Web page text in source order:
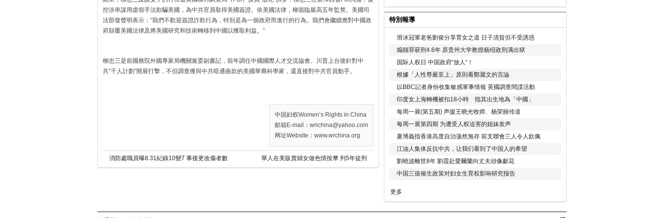
控涉串謀用虛假手法欺騙美國，為中共官員取得美國簽證。依美國法律，柳面臨最高五年監禁。美國司
法部發聲明表示：”我們不歡迎簽證詐欺行為，特別是為一個政府而進行的行為。我們會繼續應對中國政
府顛覆美國法律及將美國研究和技術轉移到中國以獲取利益。”
柳忠三是前國務院外國專家局機關黨委副書記，前年調任中國國際人才交流協會。川普上台後針對中
共”千人計劃”開展打擊，不但調查獲與中共暗通曲款的美國華裔科學家，還直接對中共官員動手。
中国妇权Women’s Rights in China
邮箱E-mail：wrichina@yahoo.com
网址Website：www.wrchina.org
消防處職員曝8.31紀錄10變7 事後更改傷者數 華人在美販賣婦女做色情按摩 判5年徒刑
特別報導
滑冰冠軍老爸劉俊分享育女之道 日子清貧但不受誘惑
煽颠罪获刑4.6年 原贵州大学教授杨绍政刑满出狱
国际人权日 中国政府“放人“！
根據「人性尊嚴至上」原則看鄭麗文的言論
以BBC記者身份收集敏感軍事情報 英國調查間諜活動
印度女上海轉機被扣18小時 指其出生地為「中國」
每周一展(第五期) 声援王晓光牧师、杨荣丽传道
每周一展第四期 为遭受人权迫害的姐妹发声
夏博義指香港高度自治蕩然無存 前支聯會三人令人欽佩
江油人集体反抗中共，让我们看到了中国人的希望
劉曉波離世8年 劉霞赴愛爾蘭向丈夫頭像獻花
中国三孩催生政策对妇女生育权影响研究报告
更多